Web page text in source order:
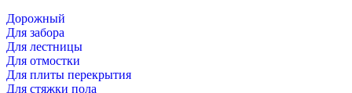
Дорожный
Для забора
Для лестницы
Для отмостки
Для плиты перекрытия
Для стяжки пола